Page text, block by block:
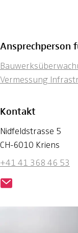
Ansprechperson
Vermessung
Kontakt
Nidfeldstrasse 5
CH-6010 Kriens
+41 41 368 46 53